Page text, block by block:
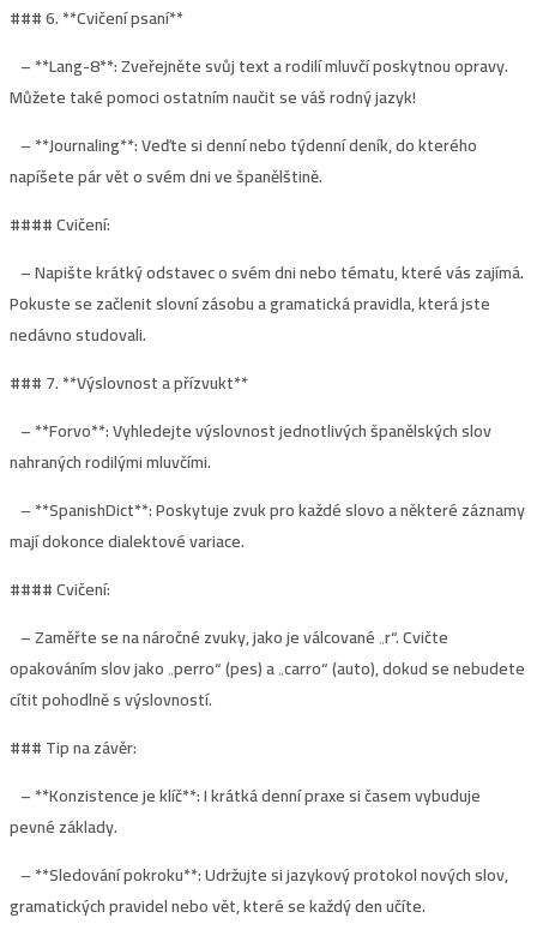
### 6. **Cvičení psaní**
– **Lang-8**: Zveřejněte svůj text a rodilí mluvčí poskytnou opravy.
Můžete také pomoci ostatním naučit se váš rodný jazyk!
– **Journaling**: Veďte si denní nebo týdenní deník, do kterého
napíšete pár vět o svém dni ve španělštině.
#### Cvičení:
– Napište krátký odstavec o svém dni nebo tématu, které vás zajímá.
Pokuste se začlenit slovní zásobu a gramatická pravidla, která jste
nedávno studovali.
### 7. **Výslovnost a přízvukt**
– **Forvo**: Vyhledejte výslovnost jednotlivých španělských slov
nahraných rodilými mluvčími.
– **SpanishDict**: Poskytuje zvuk pro každé slovo a některé záznamy
mají dokonce dialektové variace.
#### Cvičení:
– Zaměřte se na náročné zvuky, jako je válcované „r“. Cvičte
opakováním slov jako „perro“ (pes) a „carro“ (auto), dokud se nebudete
cítit pohodlně s výslovností.
### Tip na závěr:
– **Konzistence je klíč**: I krátká denní praxe si časem vybuduje
pevné základy.
– **Sledování pokroku**: Udržujte si jazykový protokol nových slov,
gramatických pravidel nebo vět, které se každý den učíte.